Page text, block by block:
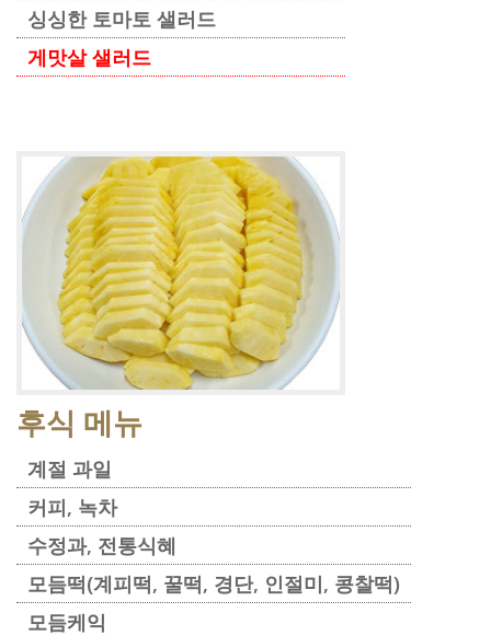
싱싱한 토마토 샐러드
게맛살 샐러드
후식 메뉴
계절 과일
커피, 녹차
수정과, 전통식혜
모듬떡(계피떡, 꿀떡, 경단, 인절미, 콩찰떡)
모듬케익